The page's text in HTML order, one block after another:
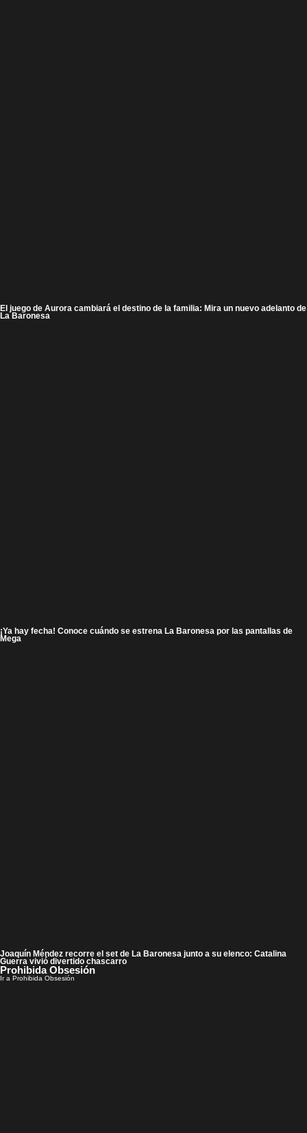
El juego de Aurora cambiará el destino de la familia: Mira un nuevo adelanto de
La Baronesa
¡Ya hay fecha! Conoce cuándo se estrena La Baronesa por las pantallas de
Mega
Joaquín Méndez recorre el set de La Baronesa junto a su elenco: Catalina
Guerra vivió divertido chascarro
Prohibida Obsesión
Ir a Prohibida Obsesión